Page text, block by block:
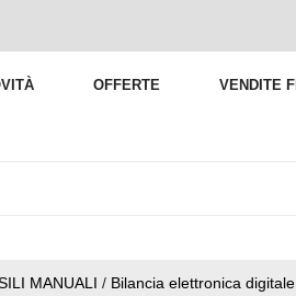
OFFERTE VENDITE
MANUALI / Bilancia elettronica